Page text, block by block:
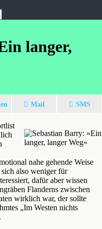
langer,
Mail SMS
nahe gehende Weise
also weniger für
dafür aber wissen
Flanderns zwischen
wirklich war, der sollte
„Im Westen nichts